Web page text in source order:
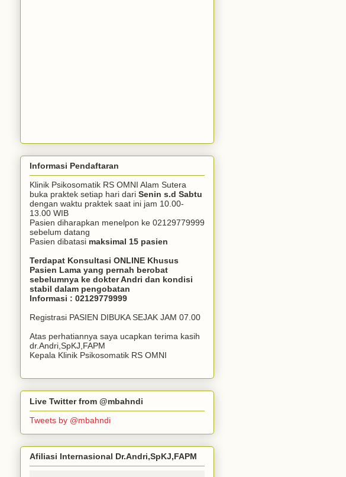
Informasi Pendaftaran
Klinik Psikosomatik RS OMNI Alam Sutera
buka praktek setiap hari dari Senin s.d Sabtu
dengan waktu praktek saat ini jam 10.00-
13.00 WIB
Pasien diharapkan menelpon ke 02129779999
sebelum datang
Pasien dibatasi maksimal 15 pasien
Terdapat Konsultasi ONLINE Khusus
Pasien Lama yang pernah berobat
sebelumnya ke dokter Andri dan kondisi
stabil dalam pengobatan
Informasi : 02129779999
Registrasi PASIEN DIBUKA SEJAK JAM 07.00
Atas perhatiannya saya ucapkan terima kasih
dr.Andri,SpKJ,FAPM
Kepala Klinik Psikosomatik RS OMNI
Live Twitter from @mbahndi
Tweets by @mbahndi
Afiliasi Internasional Dr.Andri,SpKJ,FAPM